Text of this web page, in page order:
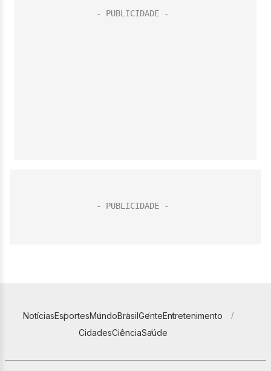
NotíciasEsportesMundoBrasilGenteEntretenimento
CidadesCiênciaSaúde